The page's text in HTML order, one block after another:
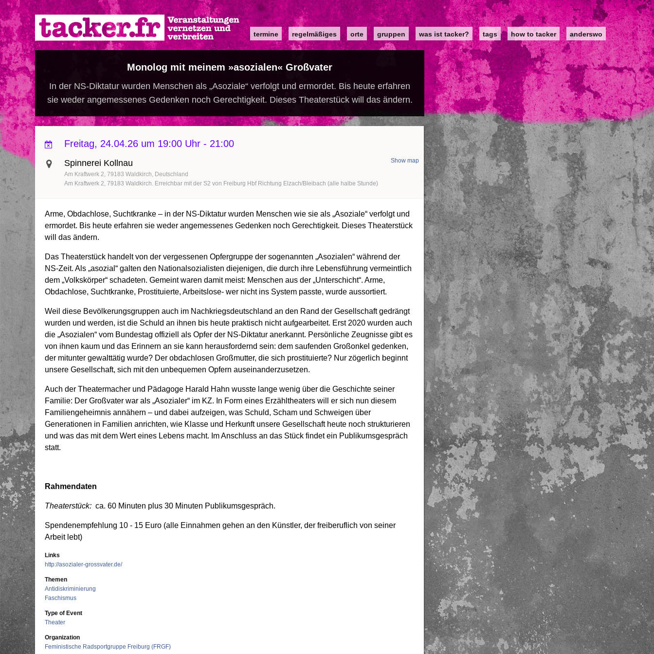
Direkt
zum
Inhalt
Main
navigation
termine regelmäßiges orte gruppen was ist tacker? tags how to tacker anderswo
Monolog mit meinem »asozialen« Großvater
In der NS-Diktatur wurden Menschen als „Asoziale“ verfolgt und ermordet. Bis heute erfahren
sie weder angemessenes Gedenken noch Gerechtigkeit. Dieses Theaterstück will das ändern.
Freitag, 24.04.26 um 19:00 Uhr - 21:00
Spinnerei Kollnau
Am Kraftwerk 2 79183 Waldkirch Deutschland
Show map
Am Kraftwerk 2, 79183 Waldkirch. Erreichbar mit der S2 von Freiburg Hbf Richtung Elzach/Bleibach (alle halbe Stunde)
Arme, Obdachlose, Suchtkranke – in der NS-Diktatur wurden Menschen wie sie als „Asoziale“ verfolgt und
ermordet. Bis heute erfahren sie weder angemessenes Gedenken noch Gerechtigkeit. Dieses Theaterstück
will das ändern.
Das Theaterstück handelt von der vergessenen Opfergruppe der sogenannten „Asozialen“ während der
NS-Zeit. Als „asozial“ galten den Nationalsozialisten diejenigen, die durch ihre Lebensführung vermeintlich
dem „Volkskörper“ schadeten. Gemeint waren damit meist: Menschen aus der „Unterschicht“. Arme,
Obdachlose, Suchtkranke, Prostituierte, Arbeitslose- wer nicht ins System passte, wurde aussortiert.
Weil diese Bevölkerungsgruppen auch im Nachkriegsdeutschland an den Rand der Gesellschaft gedrängt
wurden und werden, ist die Schuld an ihnen bis heute praktisch nicht aufgearbeitet. Erst 2020 wurden auch
die „Asozialen“ vom Bundestag offiziell als Opfer der NS-Diktatur anerkannt. Persönliche Zeugnisse gibt es
von ihnen kaum und das Erinnern an sie kann herausfordernd sein: dem saufenden Großonkel gedenken,
der mitunter gewalttätig wurde? Der obdachlosen Großmutter, die sich prostituierte? Nur zögerlich beginnt
unsere Gesellschaft, sich mit den unbequemen Opfern auseinanderzusetzen.
Auch der Theatermacher und Pädagoge Harald Hahn wusste lange wenig über die Geschichte seiner
Familie: Der Großvater war als „Asozialer“ im KZ. In Form eines Erzähltheaters will er sich nun diesem
Familiengeheimnis annähern – und dabei aufzeigen, was Schuld, Scham und Schweigen über
Generationen in Familien anrichten, wie Klasse und Herkunft unsere Gesellschaft heute noch strukturieren
und was das mit dem Wert eines Lebens macht. Im Anschluss an das Stück findet ein Publikumsgespräch
statt.
Rahmendaten
Theaterstück: ca. 60 Minuten plus 30 Minuten Publikumsgespräch.
Spendenempfehlung 10 - 15 Euro (alle Einnahmen gehen an den Künstler, der freiberuflich von seiner
Arbeit lebt)
Links
http://asozialer-grossvater.de/
Themen
Antidiskriminierung
Faschismus
Type of Event
Theater
Organization
Feministische Radsportgruppe Freiburg (FRGF)